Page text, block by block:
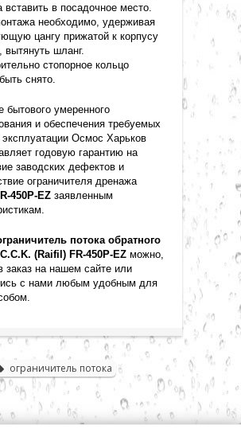
вставить в посадочное место.
необходимо, удерживая
цангу прижатой к корпусу
вытянуть шланг.
стопорное кольцо
снято.
бытового умеренного
и обеспечения требуемых
Осмос Харьков
годовую гарантию на
заводских дефектов и
ограничителя дренажа
450P-EZ заявленным
потока обратного
C.C.K. (Raifil) FR-450P-EZ можно,
заказ на нашем сайте или
с нами любым удобным для
ограничитель потока